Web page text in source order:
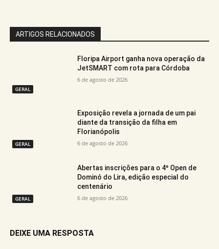
ARTIGOS RELACIONADOS
GERAL
Floripa Airport ganha nova operação da
JetSMART com rota para Córdoba
6 de agosto de 2026
GERAL
Exposição revela a jornada de um pai
diante da transição da filha em
Florianópolis
6 de agosto de 2026
GERAL
Abertas inscrições para o 4º Open de
Dominó do Lira, edição especial do
centenário
6 de agosto de 2026
DEIXE UMA RESPOSTA